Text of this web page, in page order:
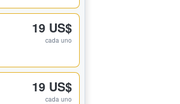
19 US$
cada uno
19 US$
cada uno